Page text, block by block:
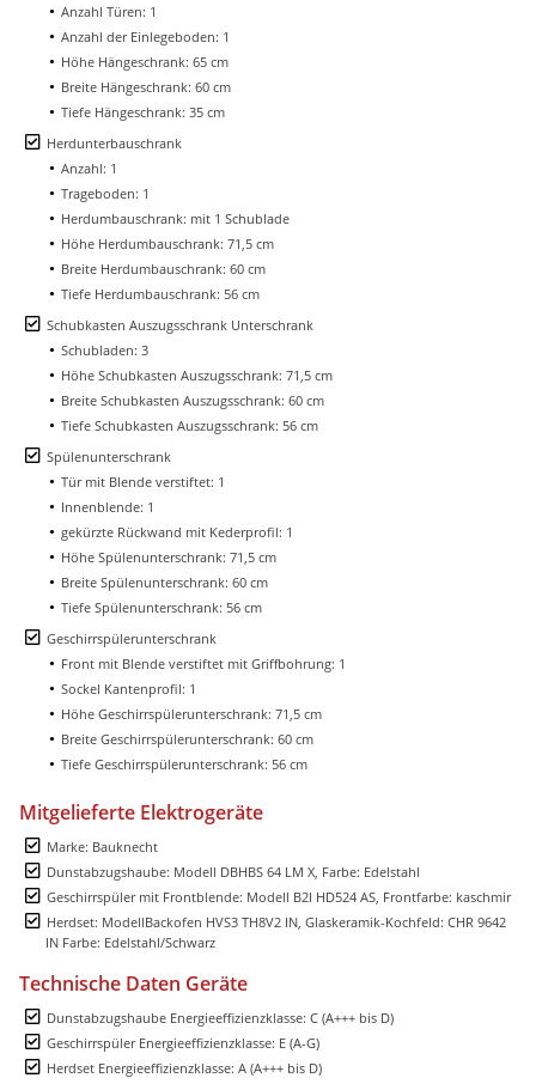
Anzahl Türen: 1
Anzahl der Einlegeboden: 1
Höhe Hängeschrank: 65 cm
Breite Hängeschrank: 60 cm
Tiefe Hängeschrank: 35 cm
Herdunterbauschrank
Anzahl: 1
Trageboden: 1
Herdumbauschrank: mit 1 Schublade
Höhe Herdumbauschrank: 71,5 cm
Breite Herdumbauschrank: 60 cm
Tiefe Herdumbauschrank: 56 cm
Schubkasten Auszugsschrank Unterschrank
Schubladen: 3
Höhe Schubkasten Auszugsschrank: 71,5 cm
Breite Schubkasten Auszugsschrank: 60 cm
Tiefe Schubkasten Auszugsschrank: 56 cm
Spülenunterschrank
Tür mit Blende verstiftet: 1
Innenblende: 1
gekürzte Rückwand mit Kederprofil: 1
Höhe Spülenunterschrank: 71,5 cm
Breite Spülenunterschrank: 60 cm
Tiefe Spülenunterschrank: 56 cm
Geschirrspülerunterschrank
Front mit Blende verstiftet mit Griffbohrung: 1
Sockel Kantenprofil: 1
Höhe Geschirrspülerunterschrank: 71,5 cm
Breite Geschirrspülerunterschrank: 60 cm
Tiefe Geschirrspülerunterschrank: 56 cm
Mitgelieferte Elektrogeräte
Marke: Bauknecht
Dunstabzugshaube: Modell DBHBS 64 LM X, Farbe: Edelstahl
Geschirrspüler mit Frontblende: Modell B2I HD524 AS, Frontfarbe: kaschmir
Herdset: ModellBackofen HVS3 TH8V2 IN, Glaskeramik-Kochfeld: CHR 9642
IN Farbe: Edelstahl/Schwarz
Technische Daten Geräte
Dunstabzugshaube Energieeffizienzklasse: C (A+++ bis D)
Geschirrspüler Energieeffizienzklasse: E (A-G)
Herdset Energieeffizienzklasse: A (A+++ bis D)